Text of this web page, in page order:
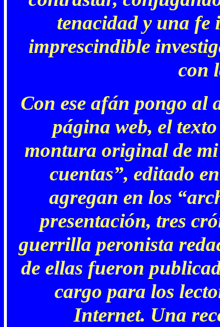
tenacidad y una fe
imprescindible
con
Con ese afán pongo al
página web, el
montura original de
cuentas”, editado
agregan en los
presentación, tres
guerrilla peronista
de ellas fueron
cargo para los
Internet. Una